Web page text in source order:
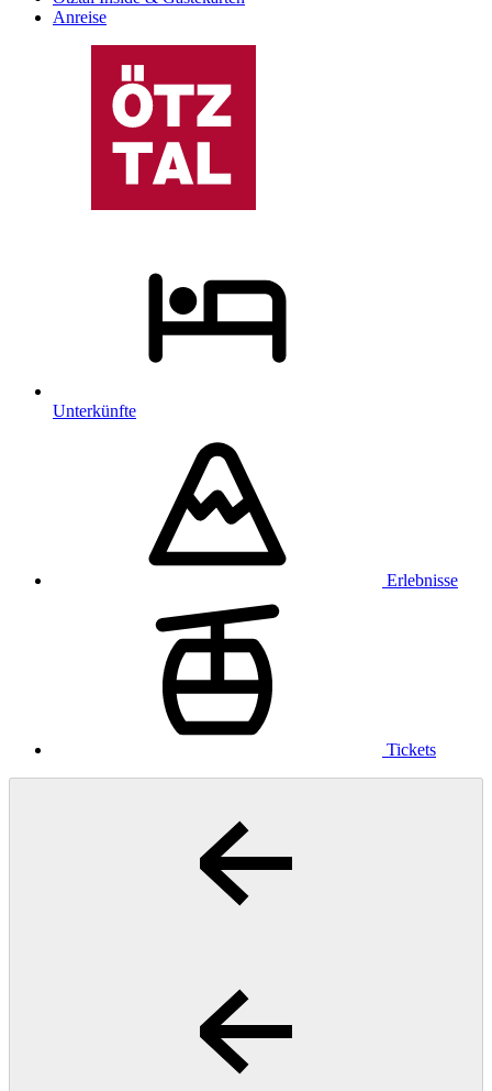
Anreise
Unterkünfte
Erlebnisse
Tickets